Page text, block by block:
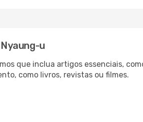
u
que inclua artigos essenciais,
como livros, revistas ou filmes.